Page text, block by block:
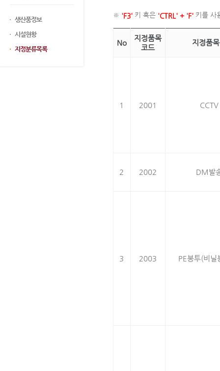
생산품정보
시설현황
지정분류목록
※ 'F3' 키 혹은 'CTRL' + 'F' 키를 사
No
지정품목
코드
지정품
1 2001 CCTV
2 2002 DM발
3 2003 PE봉투(비닐